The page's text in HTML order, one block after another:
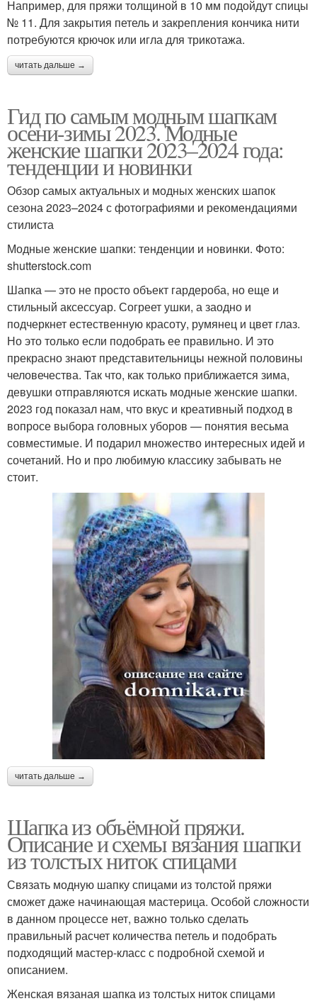
Например, для пряжи толщиной в 10 мм подойдут спицы
№ 11. Для закрытия петель и закрепления кончика нити
потребуются крючок или игла для трикотажа.
читать дальше →
Гид по самым модным шапкам
осени-зимы 2023. Модные
женские шапки 2023–2024 года:
тенденции и новинки
Обзор самых актуальных и модных женских шапок
сезона 2023–2024 с фотографиями и рекомендациями
стилиста
Модные женские шапки: тенденции и новинки. Фото:
shutterstock.com
Шапка — это не просто объект гардероба, но еще и
стильный аксессуар. Согреет ушки, а заодно и
подчеркнет естественную красоту, румянец и цвет глаз.
Но это только если подобрать ее правильно. И это
прекрасно знают представительницы нежной половины
человечества. Так что, как только приближается зима,
девушки отправляются искать модные женские шапки.
2023 год показал нам, что вкус и креативный подход в
вопросе выбора головных уборов — понятия весьма
совместимые. И подарил множество интересных идей и
сочетаний. Но и про любимую классику забывать не
стоит.
читать дальше →
Шапка из объёмной пряжи.
Описание и схемы вязания шапки
из толстых ниток спицами
Связать модную шапку спицами из толстой пряжи
сможет даже начинающая мастерица. Особой сложности
в данном процессе нет, важно только сделать
правильный расчет количества петель и подобрать
подходящий мастер-класс с подробной схемой и
описанием.
Женская вязаная шапка из толстых ниток спицами